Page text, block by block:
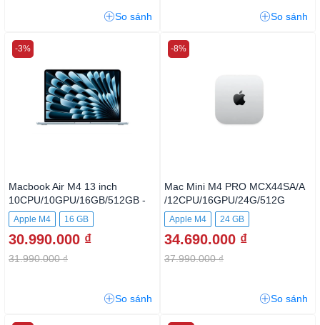
So sánh So sánh
Macbook Air M4 13 inch
10CPU/10GPU/16GB/512GB -
Sky Blue
Apple M4 16 GB
30.990.000 ₫
31.990.000 ₫
-3%
So sánh
Mac Mini M4 PRO MCX44SA/A
/12CPU/16GPU/24G/512G
Apple M4
24 GB
512GB SSD
34.690.000 ₫
37.990.000 ₫
-8%
So sánh